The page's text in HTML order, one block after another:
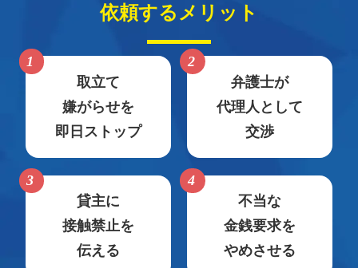
依頼するメリット
取立て
嫌がらせを
即日ストップ
弁護士が
代理人として
交渉
貸主に
接触禁止を
伝える
不当な
金銭要求を
やめさせる